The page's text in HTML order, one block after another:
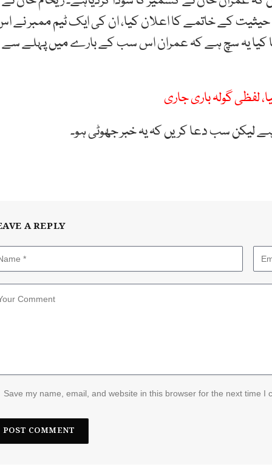
حیثیت کے خاتمے کا اعلان کیا، ان کی ایک ٹیم ممبر نے
کیا یہ سچ ہے کہ عمران اس سب کے بارے میں پہلے سے
لفظی گولہ باری جاری
لیکن سب دعا کریں کہ یہ خبر جھوٹی ہو۔
A REPLY
Save my name, email, and website in this browser for the next time I